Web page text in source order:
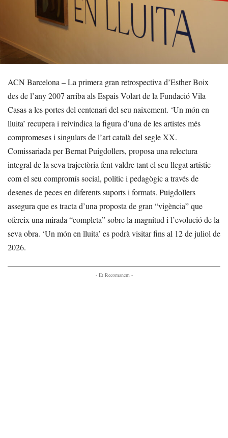
ACN Barcelona – La primera gran retrospectiva d’Esther Boix
des de l’any 2007 arriba als Espais Volart de la Fundació Vila
Casas a les portes del centenari del seu naixement. ‘Un món en
lluita’ recupera i reivindica la figura d’una de les artistes més
compromeses i singulars de l’art català del segle XX.
Comissariada per Bernat Puigdollers, proposa una relectura
integral de la seva trajectòria fent valdre tant el seu llegat artístic
com el seu compromís social, polític i pedagògic a través de
desenes de peces en diferents suports i formats. Puigdollers
assegura que es tracta d’una proposta de gran “vigència” que
ofereix una mirada “completa” sobre la magnitud i l’evolució de la
seva obra. ‘Un món en lluita’ es podrà visitar fins al 12 de juliol de
2026.
- Et Recomanem -